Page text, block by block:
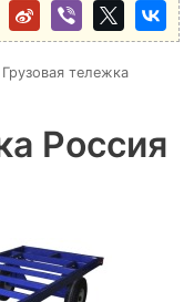
Грузовая тележка
Россия